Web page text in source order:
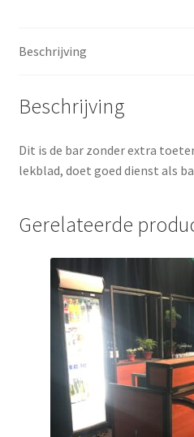
Beschrijving
Beschrijving
Dit is de bar zonder extra
lekblad, doet goed dienst als
Gerelateerde